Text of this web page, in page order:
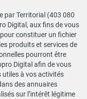
par Territorial (403 080
Digital, aux fins de vous
constituer un fichier
produits et services de
pourront être
Digital afin de vous
à vos activités
des annuaires
sur l’intérêt légitime